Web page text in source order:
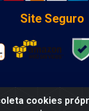
cookies
Site Seguro
DE COSMETICOS